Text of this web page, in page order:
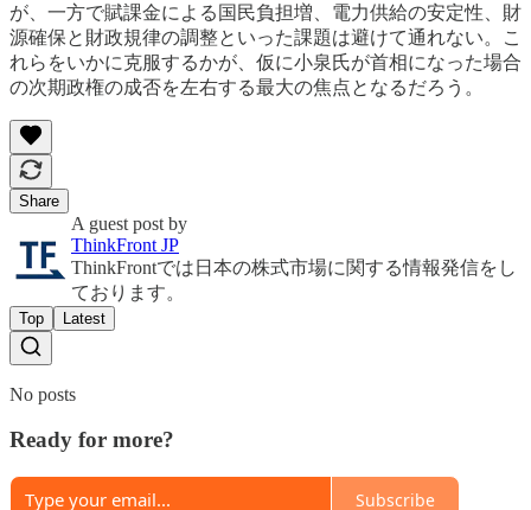
が、一方で賦課金による国民負担増、電力供給の安定性、財
源確保と財政規律の調整といった課題は避けて通れない。こ
れらをいかに克服するかが、仮に小泉氏が首相になった場合
の次期政権の成否を左右する最大の焦点となるだろう。
Share
A guest post by
ThinkFront JP
ThinkFrontでは日本の株式市場に関する情報発信をし
ております。
Top Latest
No posts
Ready for more?
Subscribe